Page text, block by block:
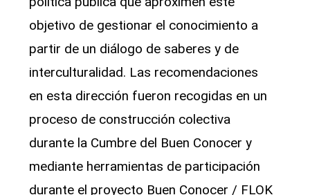
objetivo de gestionar el conocimiento a
partir de un diálogo de saberes y de
interculturalidad. Las recomendaciones
en esta dirección fueron recogidas en un
proceso de construcción colectiva
durante la Cumbre del Buen Conocer y
mediante herramientas de participación
durante el proyecto Buen Conocer / FLOK